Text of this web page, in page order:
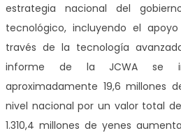
estrategia nacional del
tecnológico, incluyendo el
través de la tecnología
informe de la JCWA se
aproximadamente 19,6 millones
nivel nacional por un valor total
1.310,4 millones de yenes